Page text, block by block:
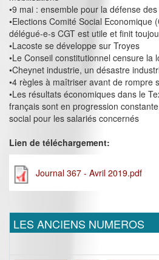
•9 mai : ensemble pour la défense
•Elections Comité Social Economique
délégué-e-s CGT est utile et finit
•Lacoste se développe sur Troyes
•Le Conseil constitutionnel censure la
•Cheynet industrie, un désastre
•4 règles à maîtriser avant de rompre
•Les résultats économiques dans le
français sont en progression
social pour les salariés concernés
Lien de téléchargement:
Journal 367 - Avril 2019.pdf
LES ANCIENS NUMEROS